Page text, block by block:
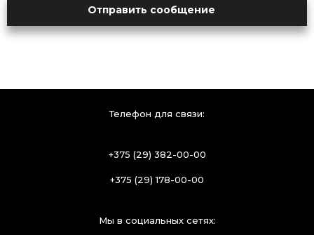
Отправить сообщение
Телефон для связи:
+375 (29) 382-00-00
+375 (29) 178-00-00
Мы в социальных сетях: